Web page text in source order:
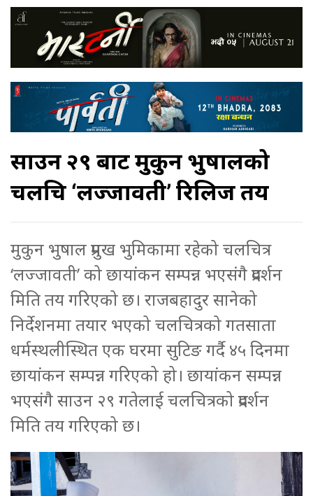
साउन २९ बाट मुकुन भुषालको
चलचित्र ‘लज्जावती’ रिलिज तय
मुकुन भुषाल प्रमुख भुमिकामा रहेको चलचित्र
‘लज्जावती’ को छायांकन सम्पन्न भएसंगै प्रदर्शन
मिति तय गरिएको छ। राजबहादुर सानेको
निर्देशनमा तयार भएको चलचित्रको गतसाता
धर्मस्थलीस्थित एक घरमा सुटिङ गर्दै ४५ दिनमा
छायांकन सम्पन्न गरिएको हो। छायांकन सम्पन्न
भएसंगै साउन २९ गतेलाई चलचित्रको प्रदर्शन
मिति तय गरिएको छ।